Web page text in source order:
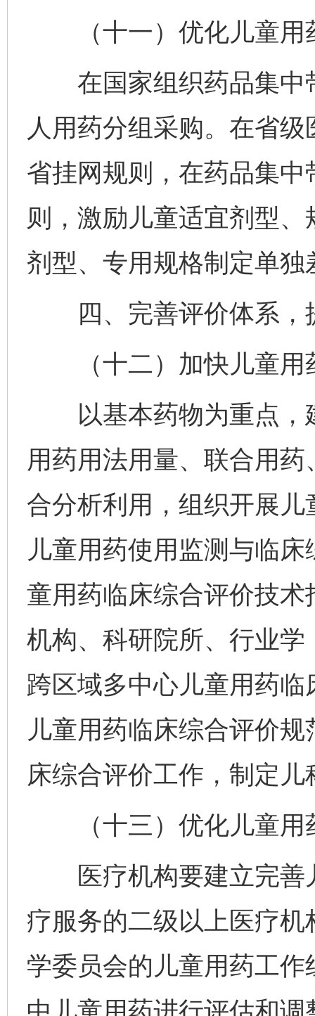
（十一）优化儿童用
在国家组织药品集中
人用药分组采购。在省
省挂网规则，在药品集
则，激励儿童适宜剂型
剂型、专用规格制定单独
四、完善评价体系，
（十二）加快儿童用
以基本药物为重点，
用药用法用量、联合用
合分析利用，组织开展
儿童用药使用监测与临
童用药临床综合评价技
机构、科研院所、行业
跨区域多中心儿童用药
儿童用药临床综合评价
床综合评价工作，制定
（十三）优化儿童用
医疗机构要建立完善
疗服务的二级以上医疗
学委员会的儿童用药工